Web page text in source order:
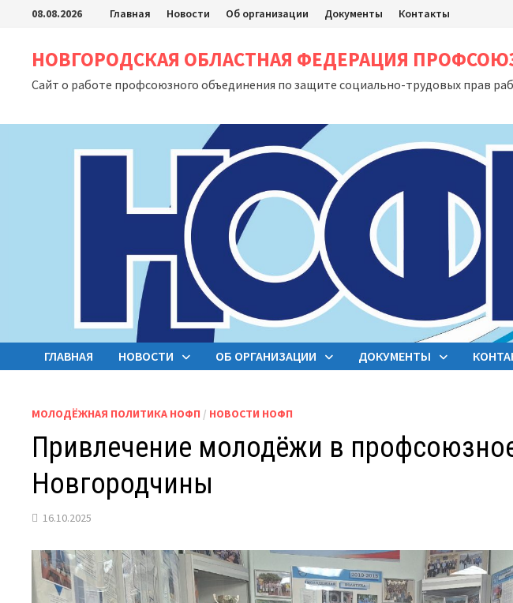
Перейти
содержимому
08.08.2026 Главная Новости Об организации Документы Контакты
НОВГОРОДСКАЯ ОБЛАСТНАЯ ФЕДЕРАЦИЯ
Сайт о работе профсоюзного объединения по защите социально-трудовых прав
ГЛАВНАЯ НОВОСТИ ОБ ОРГАНИЗАЦИИ ДОКУМЕНТЫ
МОЛОДЁЖНАЯ ПОЛИТИКА НОФП / НОВОСТИ НОФП
Привлечение молодёжи в
Новгородчины
16.10.2025